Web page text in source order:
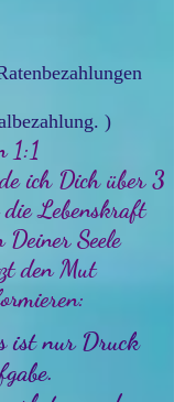
ist nur Druck
1:1
ich Dich über 3
die Lebenskraft
Deiner Seele
den Mut
)